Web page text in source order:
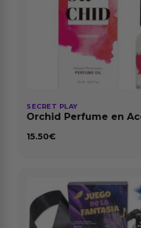
SECRET PLAY
Orchid Perfume en
15.50€